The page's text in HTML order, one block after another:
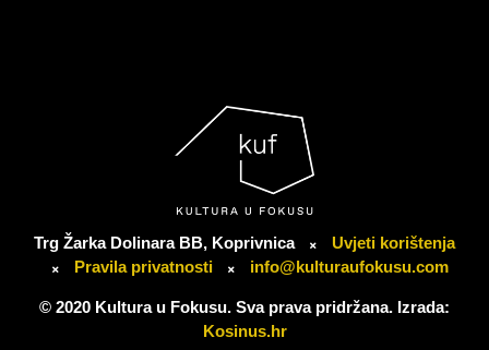
Trg Žarka Dolinara BB, Koprivnica
Uvjeti korištenja
Pravila privatnosti
info@kulturaufokusu.com
© 2020 Kultura u Fokusu. Sva prava pridržana. Izrada:
Kosinus.hr